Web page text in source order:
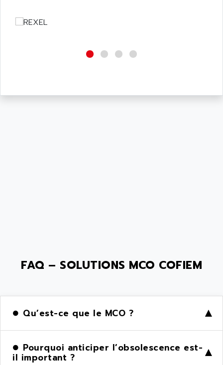
FAQ – SOLUTIONS MCO COFIEM
Qu’est-ce que le MCO ? ▶
Pourquoi anticiper l’obsolescence est-
il important ? ▶